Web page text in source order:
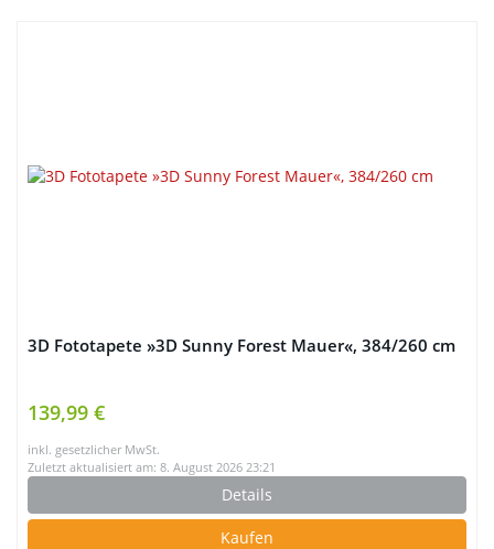
3D Fototapete »3D Sunny Forest Mauer«, 384/260 cm
139,99 €
inkl. gesetzlicher MwSt.
Zuletzt aktualisiert am: 8. August 2026 23:21
Details
Kaufen